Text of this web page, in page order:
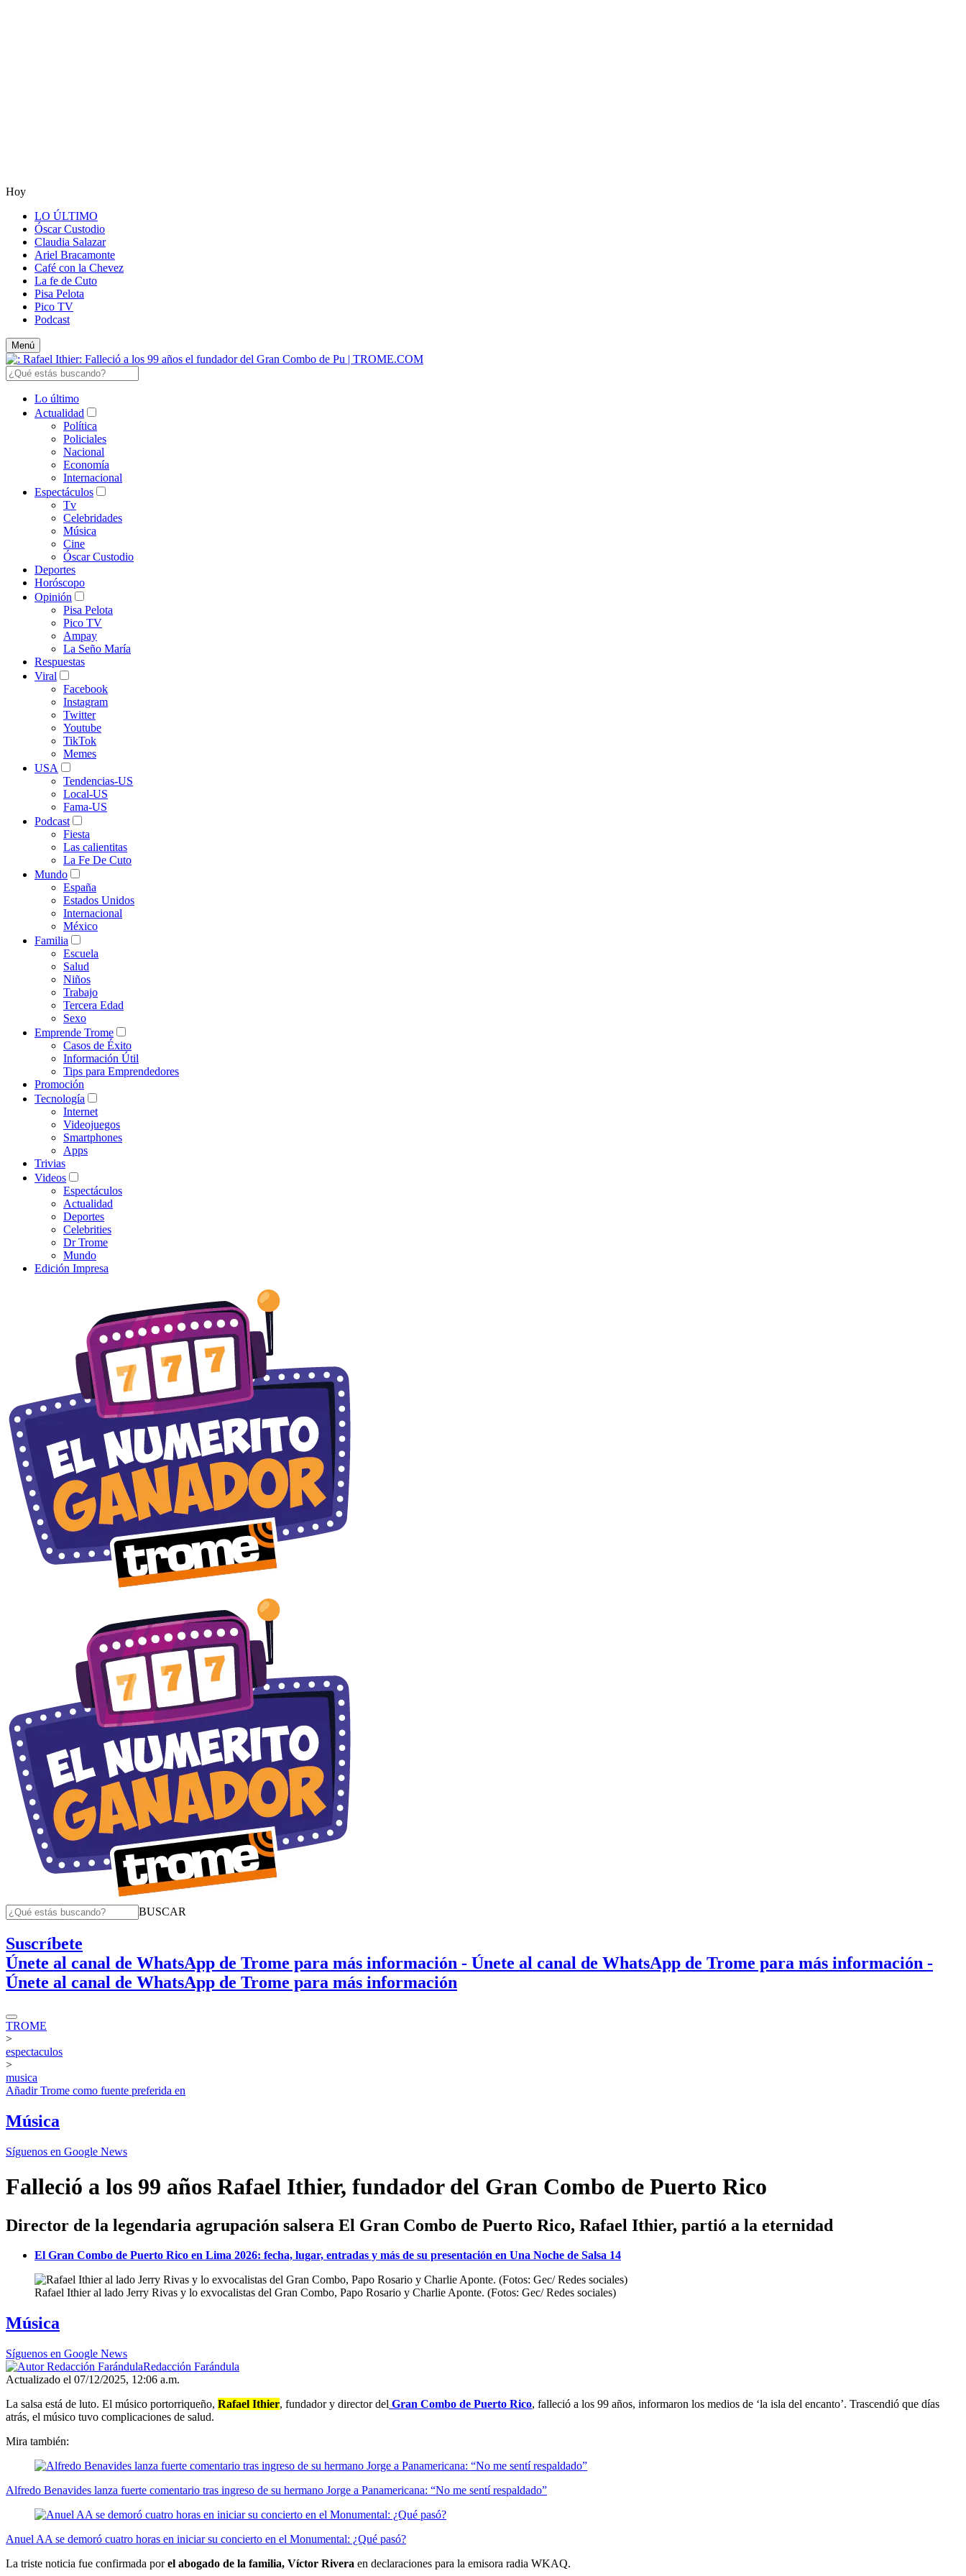
Hoy
LO ÚLTIMO
Óscar Custodio
Claudia Salazar
Ariel Bracamonte
Café con la Chevez
La fe de Cuto
Pisa Pelota
Pico TV
Podcast
Menú
Lo último
Actualidad
Política
Policiales
Nacional
Economía
Internacional
Espectáculos
Tv
Celebridades
Música
Cine
Óscar Custodio
Deportes
Horóscopo
Opinión
Pisa Pelota
Pico TV
Ampay
La Seño María
Respuestas
Viral
Facebook
Instagram
Twitter
Youtube
TikTok
Memes
USA
Tendencias-US
Local-US
Fama-US
Podcast
Fiesta
Las calientitas
La Fe De Cuto
Mundo
España
Estados Unidos
Internacional
México
Familia
Escuela
Salud
Niños
Trabajo
Tercera Edad
Sexo
Emprende Trome
Casos de Éxito
Información Útil
Tips para Emprendedores
Promoción
Tecnología
Internet
Videojuegos
Smartphones
Apps
Trivias
Videos
Espectáculos
Actualidad
Deportes
Celebrities
Dr Trome
Mundo
Edición Impresa
BUSCAR
Suscríbete
Únete al canal de WhatsApp de Trome para más información - Únete al canal de WhatsApp de Trome para más información -
Únete al canal de WhatsApp de Trome para más información
TROME
>
espectaculos
>
musica
AñadirTrome como fuente preferida en
Música
Síguenos en Google News
Falleció a los 99 años Rafael Ithier, fundador del Gran Combo de Puerto Rico
Director de la legendaria agrupación salsera El Gran Combo de Puerto Rico, Rafael Ithier, partió a la eternidad
El Gran Combo de Puerto Rico en Lima 2026: fecha, lugar, entradas y más de su presentación en Una Noche de Salsa 14
Rafael Ithier al lado Jerry Rivas y lo exvocalistas del Gran Combo, Papo Rosario y Charlie Aponte. (Fotos: Gec/ Redes sociales)
Música
Síguenos en Google News
Redacción Farándula
Actualizado el 07/12/2025, 12:06 a.m.
La salsa está de luto. El músico portorriqueño, Rafael Ithier, fundador y director del Gran Combo de Puerto Rico, falleció a los 99 años, informaron los medios de ‘la isla del encanto’. Trascendió que días
atrás, el músico tuvo complicaciones de salud.
Mira también:
Alfredo Benavides lanza fuerte comentario tras ingreso de su hermano Jorge a Panamericana: “No me sentí respaldado”
Anuel AA se demoró cuatro horas en iniciar su concierto en el Monumental: ¿Qué pasó?
La triste noticia fue confirmada porel abogado de la familia, Víctor Rivera en declaraciones para la emisora radia WKAQ.